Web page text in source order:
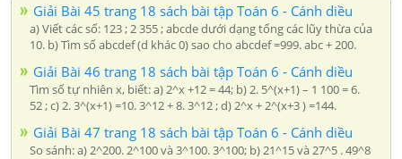
Giải Bài 45 trang 18 sách bài tập Toán 6 - Cánh diều
a) Viết các số: 123 ; 2 355 ; abcde dưới dạng tổng các lũy thừa của
10. b) Tìm số abcdef (d khác 0) sao cho abcdef =999. abc + 200.
Giải Bài 46 trang 18 sách bài tập Toán 6 - Cánh diều
Tìm số tự nhiên x, biết: a) 2^x +12 = 44; b) 2. 5^(x+1) – 1 100 = 6.
52 ; c) 2. 3^(x+1) =10. 3^12 + 8. 3^12 ; d) 2^x + 2^(x+3 ) =144.
Giải Bài 47 trang 18 sách bài tập Toán 6 - Cánh diều
So sánh: a) 2^200. 2^100 và 3^100. 3^100; b) 21^15 và 27^5 . 49^8